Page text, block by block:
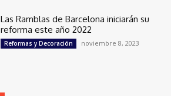
Las Ramblas de Barcelona iniciarán su
reforma este año 2022
Reformas y Decoración noviembre 8, 2023